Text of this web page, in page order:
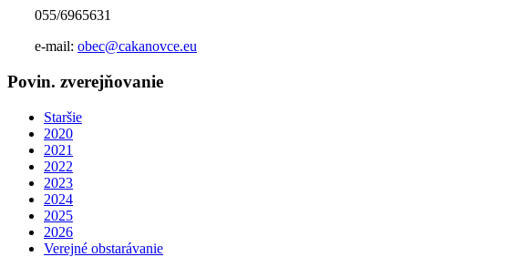
055/6965631
e-mail: obec@cakanovce.eu
Povin. zverejňovanie
Staršie
2020
2021
2022
2023
2024
2025
2026
Verejné obstarávanie